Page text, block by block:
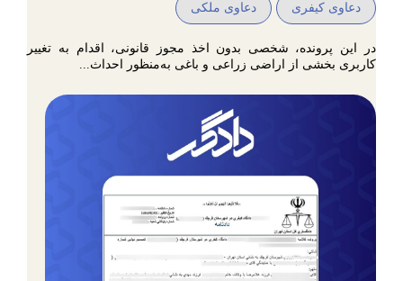
دعاوی کیفری دعاوی ملکی
در این پرونده، شخصی بدون اخذ مجوز قانونی، اقدام به تغییر
کاربری بخشی از اراضی زراعی و باغی به‌منظور احداث...